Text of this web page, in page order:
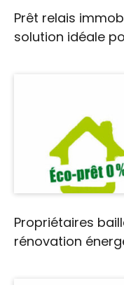
Prêt relais
solution idéale
Propriétaires
rénovation